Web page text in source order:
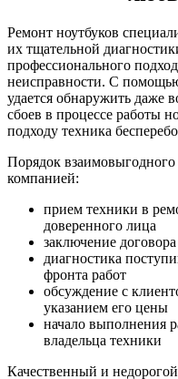
Ремонт ноутбуков
их тщательной
профессионального
неисправности. С
удается обнаружить даже
сбоев в процессе работы
подходу техника
Порядок взаимовыгодного
компанией:
прием техники в
доверенного лица
заключение
диагностика
фронта работ
обсуждение с
указанием его цены
начало выполнения
владельца техники
Качественный и